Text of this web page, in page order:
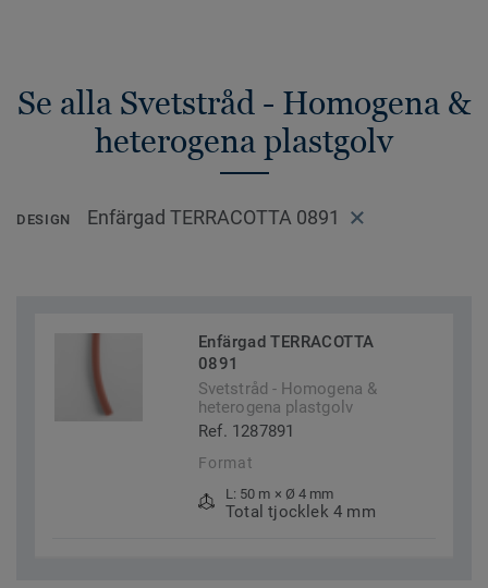
Se alla Svetstråd - Homogena &
heterogena plastgolv
DESIGN Enfärgad TERRACOTTA 0891
Enfärgad TERRACOTTA
0891
Svetstråd - Homogena &
heterogena plastgolv
Ref. 1287891
Format
L: 50 m × Ø 4 mm
Total tjocklek 4 mm